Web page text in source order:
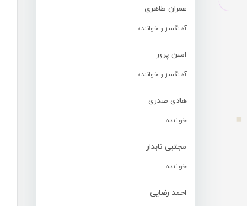
عمران طاهری
آهنگساز و خواننده
امین پرور
آهنگساز و خواننده
هادی صدری
خواننده
مجتبی تابدار
خواننده
احمد رضایی